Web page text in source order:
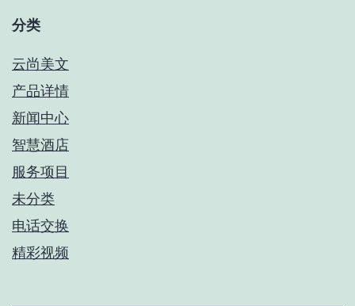
分类
云尚美文
产品详情
新闻中心
智慧酒店
服务项目
未分类
电话交换
精彩视频